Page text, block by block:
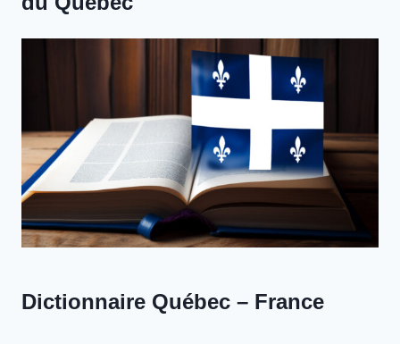
Dictionnaire Québec – France